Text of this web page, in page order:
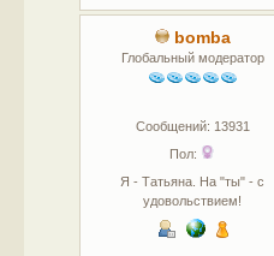
bomba
Глобальный модератор
Сообщений: 13931
Пол:
Я - Татьяна. На "ты" - с
удовольствием!